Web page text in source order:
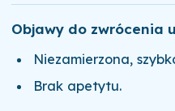
Objawy do zwrócenia
Niezamierzona,
Brak apetytu.